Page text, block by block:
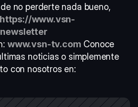
no perderte nada bueno,
https://www.vsn-
www.vsn-tv.com Conoce
noticias o simplemente
con nosotros en: